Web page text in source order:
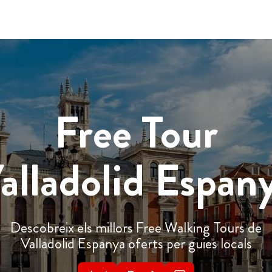
Free Tour
Descobreix els millors Free Walking Tours de
Valladolid Espanya oferts per guies locals